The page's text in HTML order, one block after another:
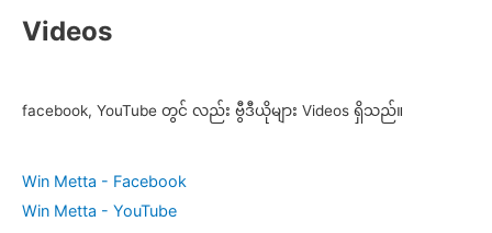
Videos
facebook, YouTube တွင် လည်း ဗွီဒီယိုများ Videos ရှိသည်။
Win Metta - Facebook
Win Metta - YouTube